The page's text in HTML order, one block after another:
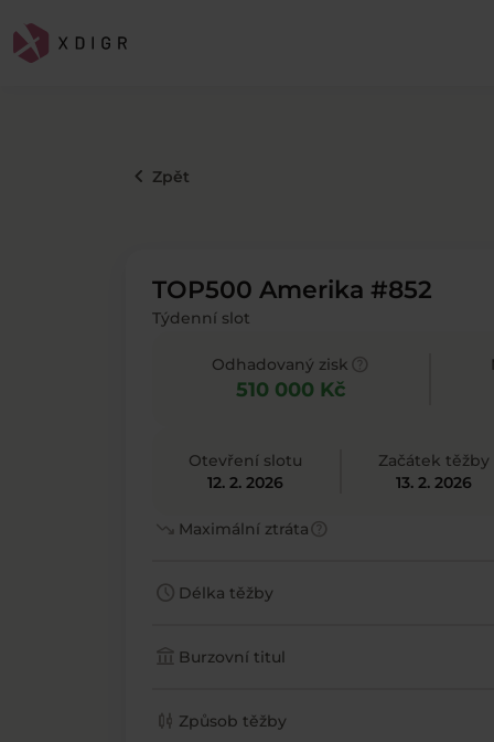
keyboard_arrow_left Zpět
TOP500 Amerika #852
Týdenní slot
Odhadovaný zisk
510 000 Kč
Otevření slotu
12. 2. 2026
Začátek těžby
13. 2. 2026
trending_down Maximální ztrátahelp
schedule Délka těžby
account_balance Burzovní titul
candlestick_chart Způsob těžby